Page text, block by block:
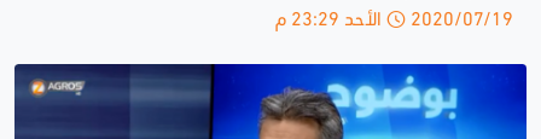
2020/07/19 الأحد 23:29 م